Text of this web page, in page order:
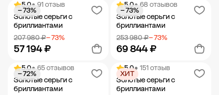
5.0• 91 отзыв
Золотые серьги с
бриллиантами
207 980 ₽− 73%
57 194 ₽
− 73%
Добавить в корзину
5.0• 68 отзывов
Золотые серьги с
бриллиантами
253 980 ₽− 73%
69 844 ₽
− 73%
Добавить в корзину
5.0• 65 отзывов
Золотые серьги с
бриллиантами
− 72%
5.0• 151 отзыв
Золотые серьги с
бриллиантами
ХИТ